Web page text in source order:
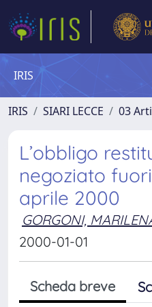
IRIS
IRIS SIARI LECCE 03
L’obbligo
negoziato
aprile 2000
GORGONI,
2000-01-01
Scheda breve